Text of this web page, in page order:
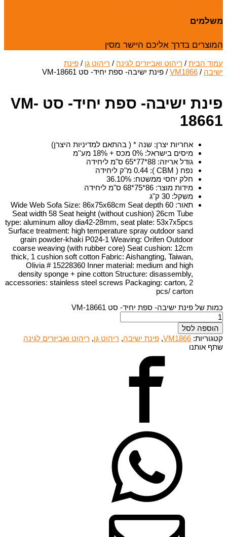
משלמים
המוצרים בדרך אליכם היישר מסין
עמוד הבית / ריהוט ואביזרים לגינה / ריהוט גן / פינת
ישיבה /
VM1866 / פינת ישיבה- ספת יחיד- סט VM-18661
פינת ישיבה- ספת יחיד- סט VM-
18661
אחריות יצרן: שנה * ( בהתאם למדיניות היצרן)
מיסים בישראל: 0% מכס + 18% מע''מ
גודל אריזה: 88*77*65 ס"מ ליחידה
נפח ( CBM )
: 0.44 מ"ק ליחידה
חלק יחסי ממשטח:
36.10%
מידות מוצר: 86*75*68 ס"מ ליחידה
משקל: 30 ק"ג
תאור:
Wide Web Sofa Size: 86x75x68cm Seat depth 60
Seat width 58 Seat height (without cushion) 26cm Tube
type: aluminum alloy dia42-28mm, seat plate: 53x7x5pcs
Surface treatment: high temperature spray outdoor sand
grain powder-khaki P024-1 Weaving: Orifen Outdoor
coarse weaving (with rubber core) Seat cushion: 12cm
thick, 1 cushion soft cotton Fabric: Aishangting, Taiwan,
Olivia # 15228360 Inner material: medium and high
density sponge + pine cotton Structure: disassembly,
accessories: stainless steel screws Packaging: carton, 2
pcs/ carton
כמות של פינת ישיבה- ספת יחיד- סט VM-18661
הוספה לסל
קטגוריות: VM1866
, פינת ישיבה, ריהוט גן, ריהוט ואביזרים לגינה
שתף אותנו